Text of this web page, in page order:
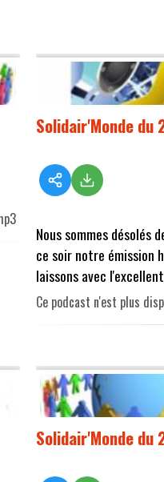
Solidair'Monde du
Nous sommes désolés
ce soir notre émission
laissons avec
Ce podcast n'est plus
Solidair'Monde du